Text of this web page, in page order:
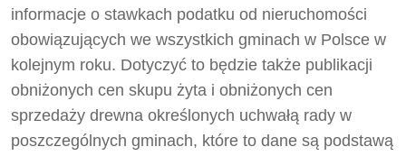
informacje o stawkach podatku od nieruchomości
obowiązujących we wszystkich gminach w Polsce w
kolejnym roku. Dotyczyć to będzie także publikacji
obniżonych cen skupu żyta i obniżonych cen
sprzedaży drewna określonych uchwałą rady w
poszczególnych gminach, które to dane są podstawą